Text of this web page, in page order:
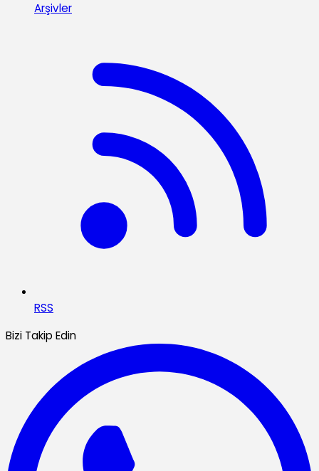
Arşivler
RSS
Bizi Takip Edin